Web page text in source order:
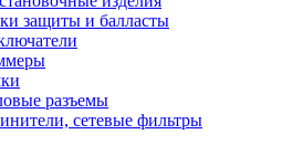
защиты и балласты
разъемы
сетевые фильтры